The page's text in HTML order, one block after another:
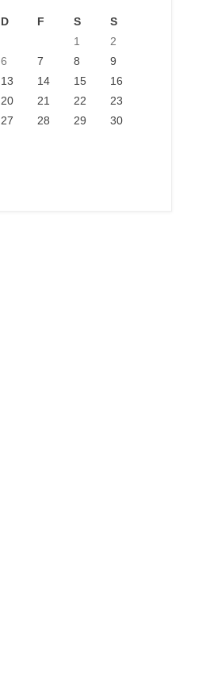
D F S
S
1
2
6 7 8
9
13 14 15
16
20 21 22
23
27 28 29
30